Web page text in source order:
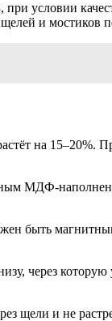
условии
и мостиков
на 15–20%.
МДФ-
быть
через
щели и не